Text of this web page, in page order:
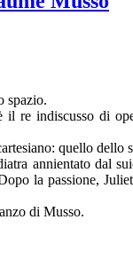
spazio.
re indiscusso di
quello
annientato
la passione,
di Musso.